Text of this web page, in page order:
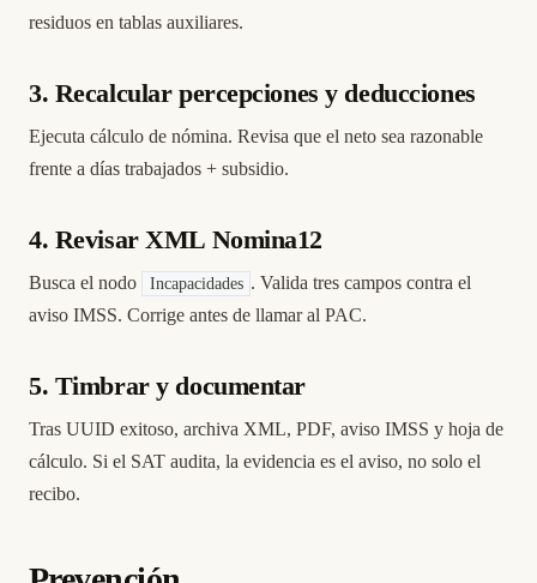
residuos en tablas auxiliares.
3. Recalcular percepciones y deducciones
Ejecuta cálculo de nómina. Revisa que el neto sea razonable
frente a días trabajados + subsidio.
4. Revisar XML Nomina12
Busca el nodo Incapacidades . Valida tres campos contra el
aviso IMSS. Corrige antes de llamar al PAC.
5. Timbrar y documentar
Tras UUID exitoso, archiva XML, PDF, aviso IMSS y hoja de
cálculo. Si el SAT audita, la evidencia es el aviso, no solo el
recibo.